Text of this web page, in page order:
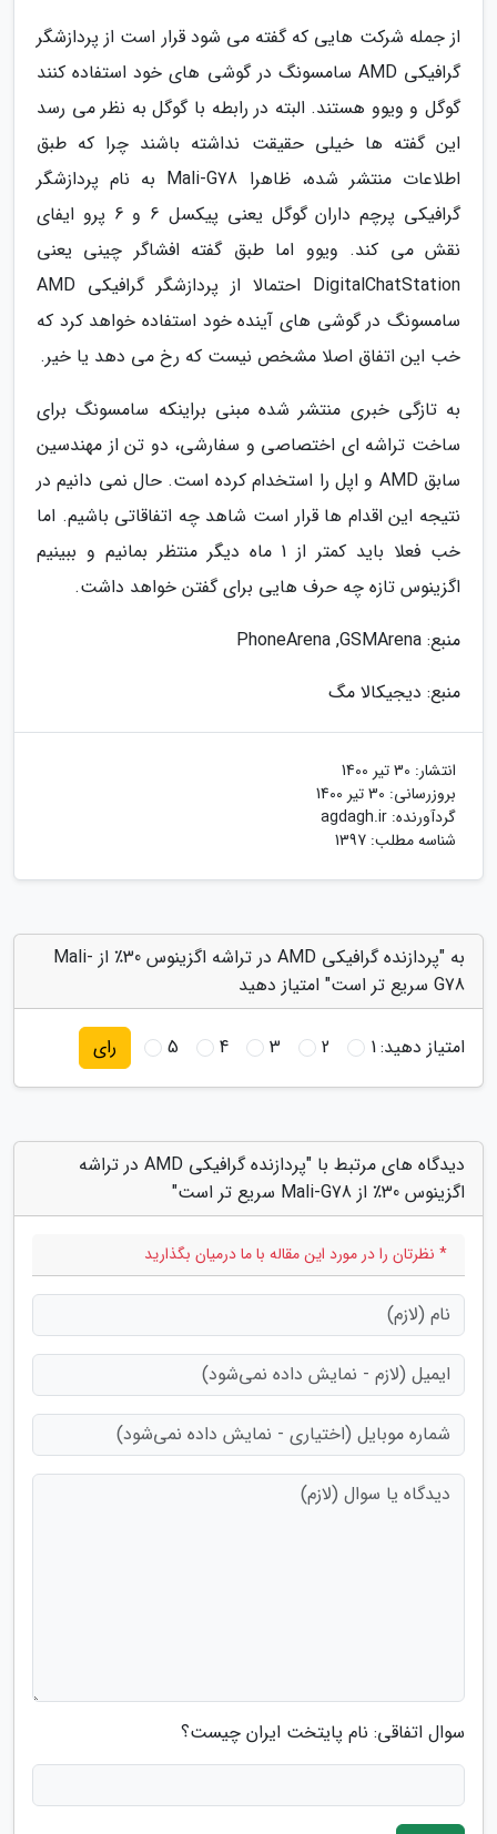
از جمله شرکت هایی که گفته می شود قرار است از پردازشگر
گرافیکی AMD سامسونگ در گوشی های خود استفاده کنند
گوگل و ویوو هستند. البته در رابطه با گوگل به نظر می رسد
این گفته ها خیلی حقیقت نداشته باشند چرا که طبق
اطلاعات منتشر شده، ظاهرا Mali-G78 به نام پردازشگر
گرافیکی پرچم داران گوگل یعنی پیکسل 6 و 6 پرو ایفای
نقش می کند. ویوو اما طبق گفته افشاگر چینی یعنی
DigitalChatStation احتمالا از پردازشگر گرافیکی AMD
سامسونگ در گوشی های آینده خود استفاده خواهد کرد که
خب این اتفاق اصلا مشخص نیست که رخ می دهد یا خیر.
به تازگی خبری منتشر شده مبنی براینکه سامسونگ برای
ساخت تراشه ای اختصاصی و سفارشی، دو تن از مهندسین
سابق AMD و اپل را استخدام کرده است. حال نمی دانیم در
نتیجه این اقدام ها قرار است شاهد چه اتفاقاتی باشیم. اما
خب فعلا باید کمتر از 1 ماه دیگر منتظر بمانیم و ببینیم
اگزینوس تازه چه حرف هایی برای گفتن خواهد داشت.
منبع: PhoneArena ,GSMArena
منبع: دیجیکالا مگ
انتشار: 30 تیر 1400
بروزرسانی: 30 تیر 1400
گردآورنده: agdagh.ir
شناسه مطلب: 1397
به "پردازنده گرافیکی AMD در تراشه اگزینوس 30٪ از Mali-
G78 سریع تر است" امتیاز دهید
امتیاز دهید:1
2
3
4
5 رای
دیدگاه های مرتبط با "پردازنده گرافیکی AMD در تراشه
اگزینوس 30٪ از Mali-G78 سریع تر است"
* نظرتان را در مورد این مقاله با ما درمیان بگذارید
سوال اتفاقی: نام پایتخت ایران چیست؟